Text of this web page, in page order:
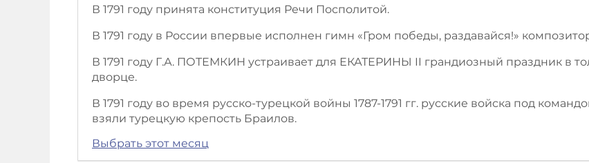
В 1791 году принята конституция Речи Посполитой.
В 1791 году в России впервые исполнен гимн «Гром победы, раздавайся!»
В 1791 году Г.А. ПОТЕМКИН устраивает для ЕКАТЕРИНЫ II грандиозный праздник в
дворце.
В 1791 году во время русско-турецкой войны 1787-1791 гг. русские войска под
взяли турецкую крепость Браилов.
Выбрать этот месяц